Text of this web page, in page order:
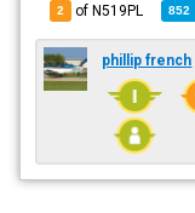
2 of N519PL 852
phillip french